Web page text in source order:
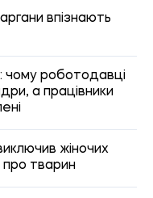
впізнають
чому роботодавці
а працівники
жіночих
про тварин